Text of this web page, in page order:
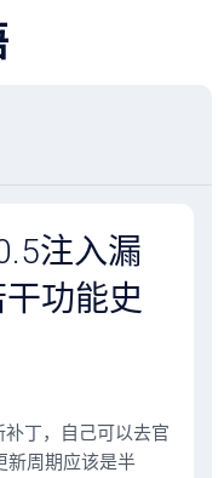
注入漏
功能史
丁，自己可以去官
新周期应该是半